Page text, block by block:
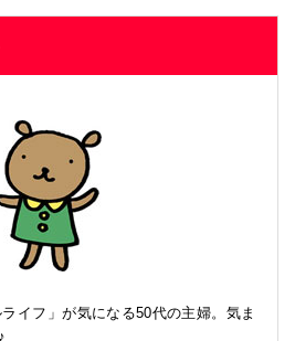
イフ」が気になる50代の主婦。気ま